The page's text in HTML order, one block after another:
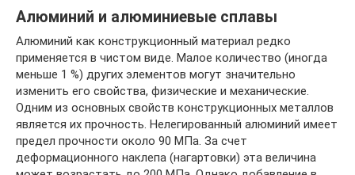
Алюминий и алюминиевые сплавы
Алюминий как конструкционный материал редко
применяется в чистом виде. Малое количество (иногда
меньше 1 %) других элементов могут значительно
изменить его свойства, физические и механические.
Одним из основных свойств конструкционных металлов
является их прочность. Нелегированный алюминий имеет
предел прочности около 90 МПа. За счет
деформационного наклепа (нагартовки) эта величина